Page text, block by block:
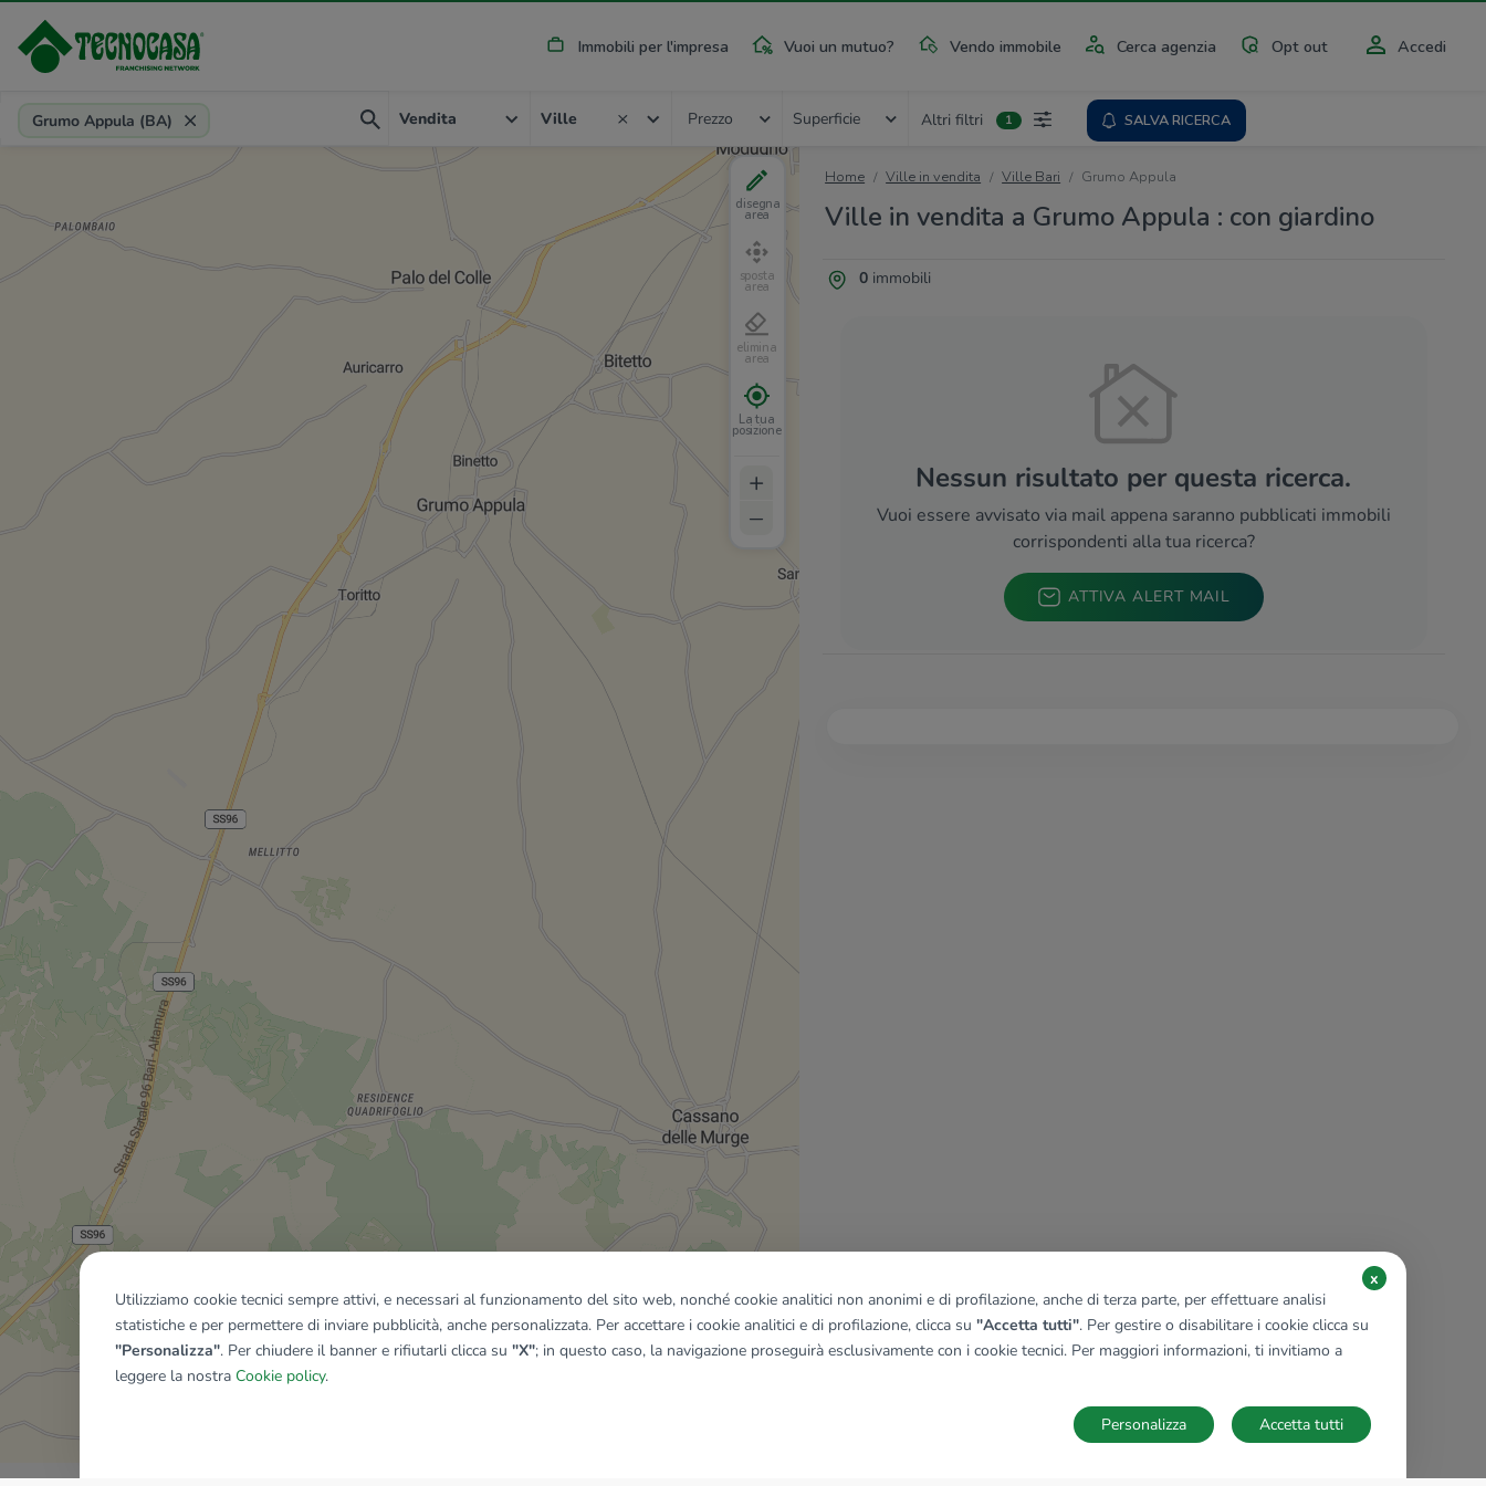
Immobili per l'impresa Vuoi un mutuo? Vendo immobile Cerca agenzia Opt out Accedi
Provincia, comune, zona, riferimento
Grumo Appula (BA) Vendita Ville Prezzo Superficie Altri filtri 1 SALVA RICERCA
Home Ville in vendita Ville Bari Grumo Appula
Ville in vendita a Grumo Appula : con giardino
0immobili
Nessun risultato per questa ricerca.
Vuoi essere avvisato via mail appena saranno pubblicati immobili
corrispondenti alla tua ricerca?
ATTIVA ALERT MAIL
disegna
area
sposta
area
elimina
area
La tua
posizione
+
–
Mostra tutti gli immobili del riquadro
Utilizziamo cookie tecnici sempre attivi, e necessari al funzionamento del sito web, nonché cookie analitici non anonimi e di profilazione, anche di terza parte, per effettuare analisi
statistiche e per permettere di inviare pubblicità, anche personalizzata. Per accettare i cookie analitici e di profilazione, clicca su "Accetta tutti". Per gestire o disabilitare i cookie clicca su
"Personalizza". Per chiudere il banner e rifiutarli clicca su "X"; in questo caso, la navigazione proseguirà esclusivamente con i cookie tecnici. Per maggiori informazioni, ti invitiamo a
leggere la nostra Cookie policy.
x
Accetta tutti
Personalizza